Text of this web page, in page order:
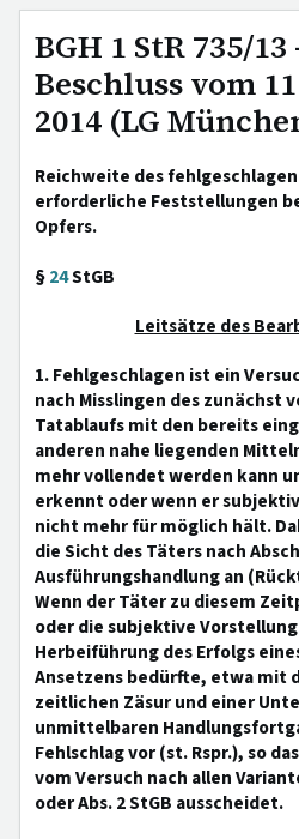
BGH 1 StR 735/13
Beschluss vom
2014 (LG
Reichweite des
erforderliche Feststellungen
Opfers.
§24StGB
Leitsätze des
1. Fehlgeschlagen ist ein
nach Misslingen des zunächst
Tatablaufs mit den bereits
anderen nahe liegenden
mehr vollendet werden kann
erkennt oder wenn er
nicht mehr für möglich hält.
die Sicht des Täters nach
Ausführungshandlung an
Wenn der Täter zu diesem
oder die subjektive
Herbeiführung des Erfolgs
Ansetzens bedürfte, etwa mit
zeitlichen Zäsur und einer
unmittelbaren
Fehlschlag vor (st. Rspr.), so
vom Versuch nach allen
oder Abs. 2 StGB ausscheidet.